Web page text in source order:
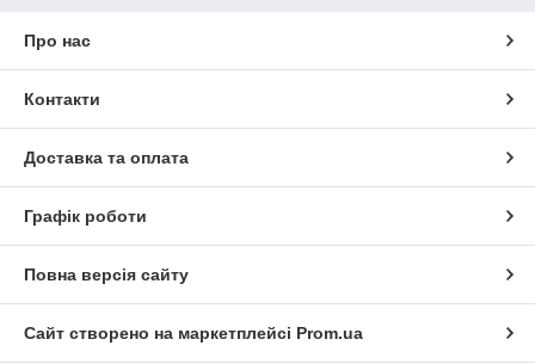
Про нас
Контакти
Доставка та оплата
Графік роботи
Повна версія сайту
Сайт створено на маркетплейсі Prom.ua